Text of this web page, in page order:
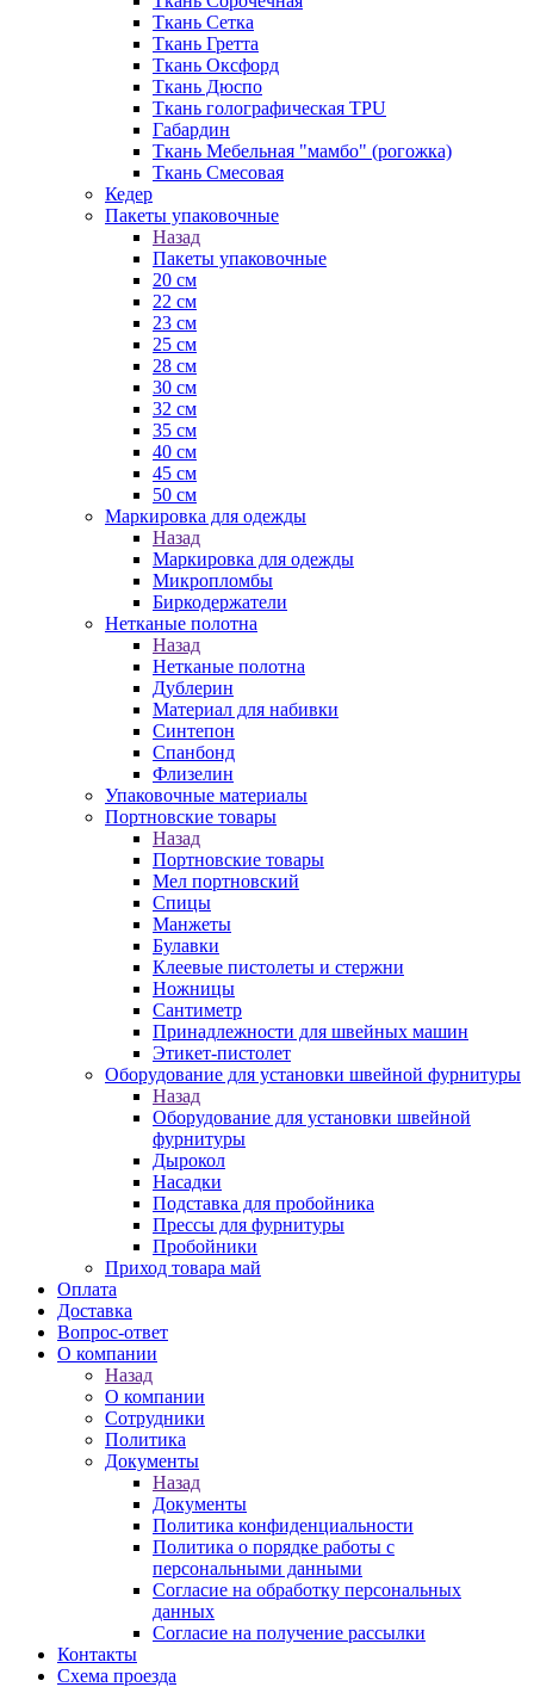
Ткань Сетка
Ткань Гретта
Ткань Оксфорд
Ткань Дюспо
Ткань голографическая TPU
Габардин
Ткань Мебельная "мамбо" (рогожка)
Ткань Смесовая
Кедер
Пакеты упаковочные
Назад
Пакеты упаковочные
20 см
22 см
23 см
25 см
28 см
30 см
32 см
35 см
40 см
45 см
50 см
Маркировка для одежды
Назад
Маркировка для одежды
Микропломбы
Биркодержатели
Нетканые полотна
Назад
Нетканые полотна
Дублерин
Материал для набивки
Синтепон
Спанбонд
Флизелин
Упаковочные материалы
Портновские товары
Назад
Портновские товары
Мел портновский
Спицы
Манжеты
Булавки
Клеевые пистолеты и стержни
Ножницы
Сантиметр
Принадлежности для швейных машин
Этикет-пистолет
Оборудование для установки швейной фурнитуры
Назад
Оборудование для установки швейной
фурнитуры
Дырокол
Насадки
Подставка для пробойника
Прессы для фурнитуры
Пробойники
Приход товара май
Оплата
Доставка
Вопрос-ответ
О компании
Назад
О компании
Сотрудники
Политика
Документы
Назад
Документы
Политика конфиденциальности
Политика о порядке работы с
персональными данными
Согласие на обработку персональных
данных
Согласие на получение рассылки
Контакты
Схема проезда